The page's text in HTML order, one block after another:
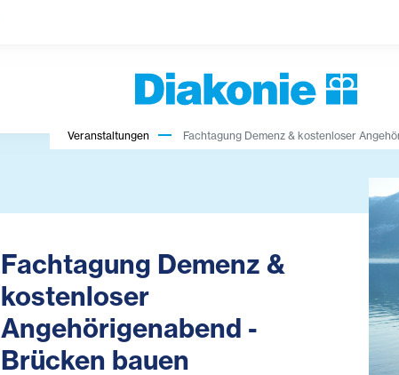
Veranstaltungen Fachtagung Demenz & kostenloser
Fachtagung Demenz &
kostenloser
Angehörigenabend -
Brücken bauen